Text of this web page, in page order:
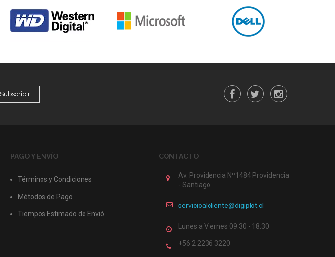
Subscribir
PAGO Y ENVÍO
Términos y Condiciones
Métodos de Pago
Tiempos Estimado de Envió
CONTACTO
Av. Providencia Nº1484 Providencia
- Santiago
servicioalcliente@digiplot.cl
Lunes a Viernes 09:30 - 18:30
+56 2 2236 3220